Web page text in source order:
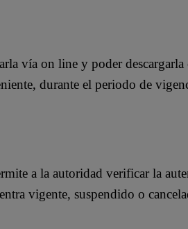
vía on line y poder
durante el periodo de
a la autoridad verificar la
vigente, suspendido o